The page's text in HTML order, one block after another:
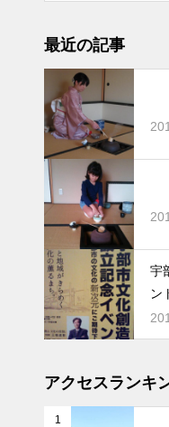
最近の記事
宇
ン
アクセスランキ
1